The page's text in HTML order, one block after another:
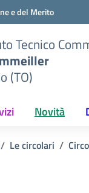
e del Merito
Tecnico
(TO)
Novità
Le circolari